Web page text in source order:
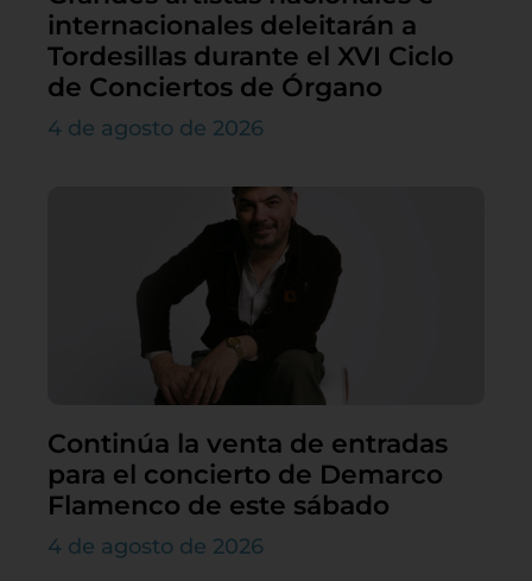
internacionales deleitarán a
Tordesillas durante el XVI Ciclo
de Conciertos de Órgano
4 de agosto de 2026
Continúa la venta de entradas
para el concierto de Demarco
Flamenco de este sábado
4 de agosto de 2026